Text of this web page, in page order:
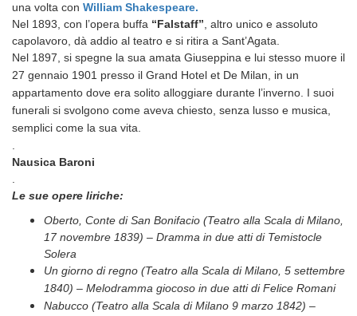
una volta con William Shakespeare.
Nel 1893, con l’opera buffa “Falstaff”, altro unico e assoluto
capolavoro, dà addio al teatro e si ritira a Sant’Agata.
Nel 1897, si spegne la sua amata Giuseppina e lui stesso muore il
27 gennaio 1901 presso il Grand Hotel et De Milan, in un
appartamento dove era solito alloggiare durante l’inverno. I suoi
funerali si svolgono come aveva chiesto, senza lusso e musica,
semplici come la sua vita.
.
Nausica Baroni
.
Le sue opere liriche:
Oberto, Conte di San Bonifacio (Teatro alla Scala di Milano,
17 novembre 1839) – Dramma in due atti di Temistocle
Solera
Un giorno di regno (Teatro alla Scala di Milano, 5 settembre
1840) – Melodramma giocoso in due atti di Felice Romani
Nabucco (Teatro alla Scala di Milano 9 marzo 1842) –